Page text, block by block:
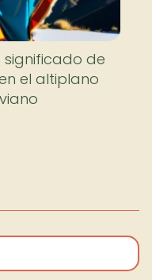
significado de
el altiplano